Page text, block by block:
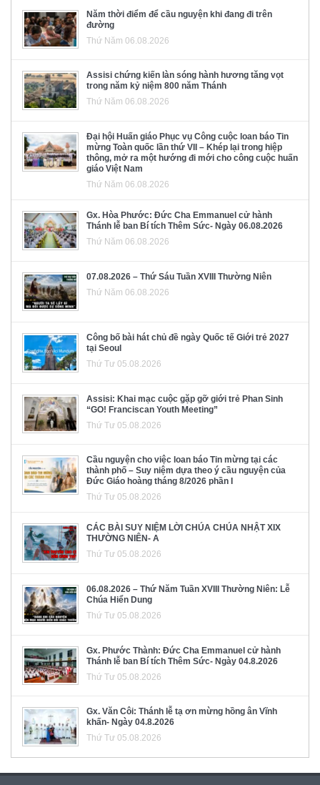
Năm thời điểm để cầu nguyện khi đang đi trên
đường
Thứ Năm 06.08.2026
Assisi chứng kiến làn sóng hành hương tăng vọt
trong năm kỷ niệm 800 năm Thánh
Thứ Năm 06.08.2026
Đại hội Huấn giáo Phục vụ Công cuộc loan báo Tin
mừng Toàn quốc lần thứ VII – Khép lại trong hiệp
thông, mở ra một hướng đi mới cho công cuộc huấn
giáo Việt Nam
Thứ Năm 06.08.2026
Gx. Hòa Phước: Đức Cha Emmanuel cử hành
Thánh lễ ban Bí tích Thêm Sức- Ngày 06.08.2026
Thứ Năm 06.08.2026
07.08.2026 – Thứ Sáu Tuần XVIII Thường Niên
Thứ Năm 06.08.2026
Công bố bài hát chủ đề ngày Quốc tế Giới trẻ 2027
tại Seoul
Thứ Tư 05.08.2026
Assisi: Khai mạc cuộc gặp gỡ giới trẻ Phan Sinh
“GO! Franciscan Youth Meeting”
Thứ Tư 05.08.2026
Cầu nguyện cho việc loan báo Tin mừng tại các
thành phố – Suy niệm dựa theo ý cầu nguyện của
Đức Giáo hoàng tháng 8/2026 phần I
Thứ Tư 05.08.2026
CÁC BÀI SUY NIỆM LỜI CHÚA CHÚA NHẬT XIX
THƯỜNG NIÊN- A
Thứ Tư 05.08.2026
06.08.2026 – Thứ Năm Tuần XVIII Thường Niên: Lễ
Chúa Hiển Dung
Thứ Tư 05.08.2026
Gx. Phước Thành: Đức Cha Emmanuel cử hành
Thánh lễ ban Bí tích Thêm Sức- Ngày 04.8.2026
Thứ Tư 05.08.2026
Gx. Văn Côi: Thánh lễ tạ ơn mừng hồng ân Vĩnh
khấn- Ngày 04.8.2026
Thứ Tư 05.08.2026